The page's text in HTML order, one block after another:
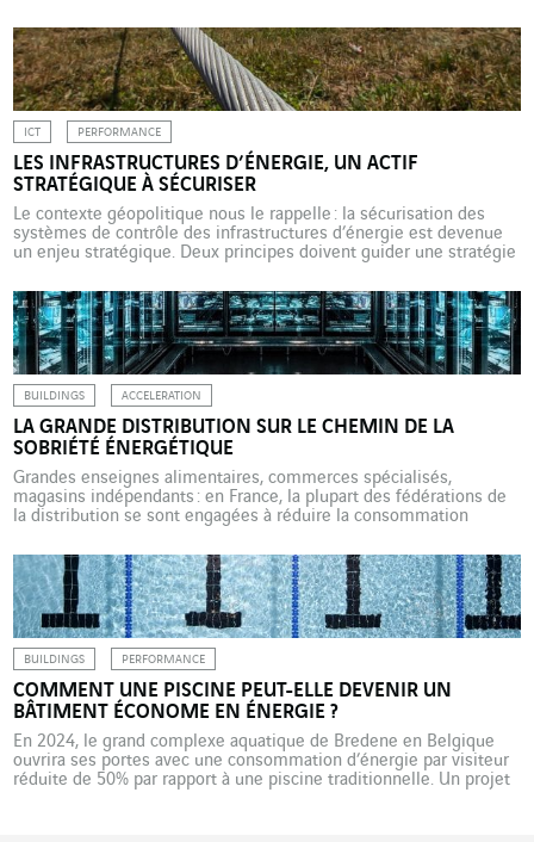
systèmes d’information industriels ont été sécurisés par
Actemium, en partenariat avec Axians, avec la solution […]
ICT PERFORMANCE
LES INFRASTRUCTURES D’ÉNERGIE, UN ACTIF
STRATÉGIQUE À SÉCURISER
Le contexte géopolitique nous le rappelle : la sécurisation des
systèmes de contrôle des infrastructures d’énergie est devenue
un enjeu stratégique. Deux principes doivent guider une stratégie
Depth ». Au printemps dernier, des annonces ont agité le monde
de la cybersécurité. Le 17 avril, le gouvernement américain, à […]
BUILDINGS ACCELERATION
LA GRANDE DISTRIBUTION SUR LE CHEMIN DE LA
SOBRIÉTÉ ÉNERGÉTIQUE
Grandes enseignes alimentaires, commerces spécialisés,
magasins indépendants : en France, la plupart des fédérations de
la distribution se sont engagées à réduire la consommation
secteur français de la grande distribution s’accordait sur un plan
de « sobriété énergétique » applicable dès le 15 octobre 2022 par
les grandes enseignes alimentaires et […]
BUILDINGS PERFORMANCE
COMMENT UNE PISCINE PEUT-ELLE DEVENIR UN
BÂTIMENT ÉCONOME EN ÉNERGIE ?
En 2024, le grand complexe aquatique de Bredene en Belgique
ouvrira ses portes avec une consommation d’énergie par visiteur
réduite de 50% par rapport à une piscine traditionnelle. Un projet